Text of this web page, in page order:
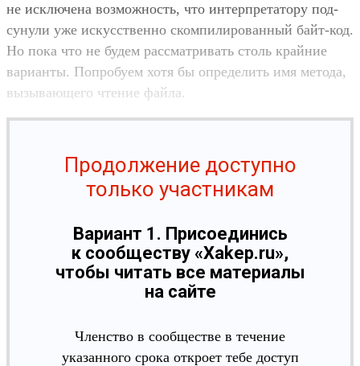
не исклю­чена воз­можность, что интер­пре­тато­ру под­
сунули уже искусс­твен­но ском­пилиро­ван­ный байт‑код.
Но пока что не будем рас­смат­ривать столь край­ние
вари­анты. Поп­робу­ем хотя бы опре­делить имя метода,
вызыва­юще­го чте­ние фай­ла.
Продолжение доступно
только участникам
Вариант 1. Присоединись
к сообществу «Xakep.ru»,
чтобы читать все материалы
на сайте
Членство в сообществе в течение
указанного срока откроет тебе доступ